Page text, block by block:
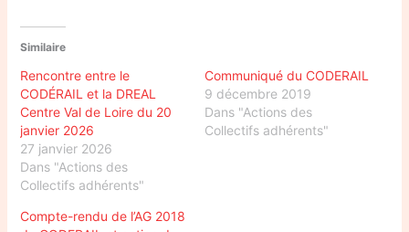
Similaire
Rencontre entre le
CODÉRAIL et la DREAL
Centre Val de Loire du 20
janvier 2026
27 janvier 2026
Dans "Actions des
Collectifs adhérents"
Communiqué du CODERAIL
9 décembre 2019
Dans "Actions des
Collectifs adhérents"
Compte-rendu de l’AG 2018